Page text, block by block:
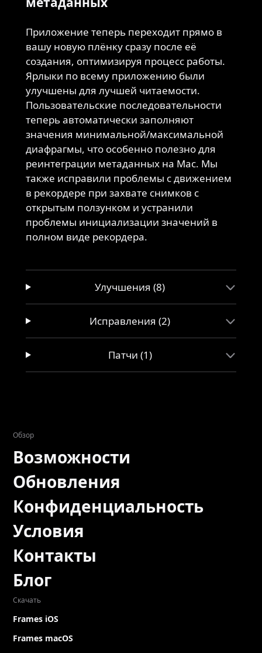
Приложение теперь переходит прямо в
вашу новую плёнку сразу после её
создания, оптимизируя процесс работы.
Ярлыки по всему приложению были
улучшены для лучшей читаемости.
Пользовательские последовательности
теперь автоматически заполняют
значения минимальной/максимальной
диафрагмы, что особенно полезно для
реинтеграции метаданных на Mac. Мы
также исправили проблемы с движением
в рекордере при захвате снимков с
открытым ползунком и устранили
проблемы инициализации значений в
полном виде рекордера.
Улучшения (8)
Исправления (2)
Патчи (1)
Обзор
Возможности
Обновления
Конфиденциальность
Условия
Контакты
Блог
Скачать
Frames iOS
Frames macOS